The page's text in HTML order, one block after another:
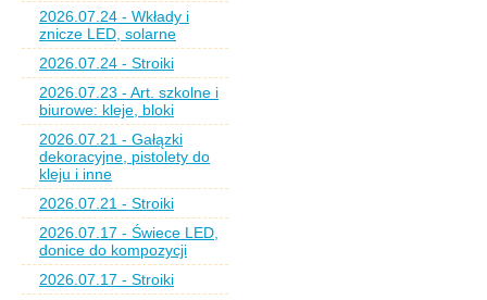
2026.07.24 - Wkłady i
znicze LED, solarne
2026.07.24 - Stroiki
2026.07.23 - Art. szkolne i
biurowe: kleje, bloki
2026.07.21 - Gałązki
dekoracyjne, pistolety do
kleju i inne
2026.07.21 - Stroiki
2026.07.17 - Świece LED,
donice do kompozycji
2026.07.17 - Stroiki